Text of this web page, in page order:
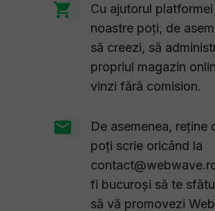
Cu ajutorul platformei
noastre poți, de
să creezi, să
propriul magazin
vinzi fără comision.
De asemenea, reține
poți scrie oricând la
fi bucuroși să te
să vă promovezi